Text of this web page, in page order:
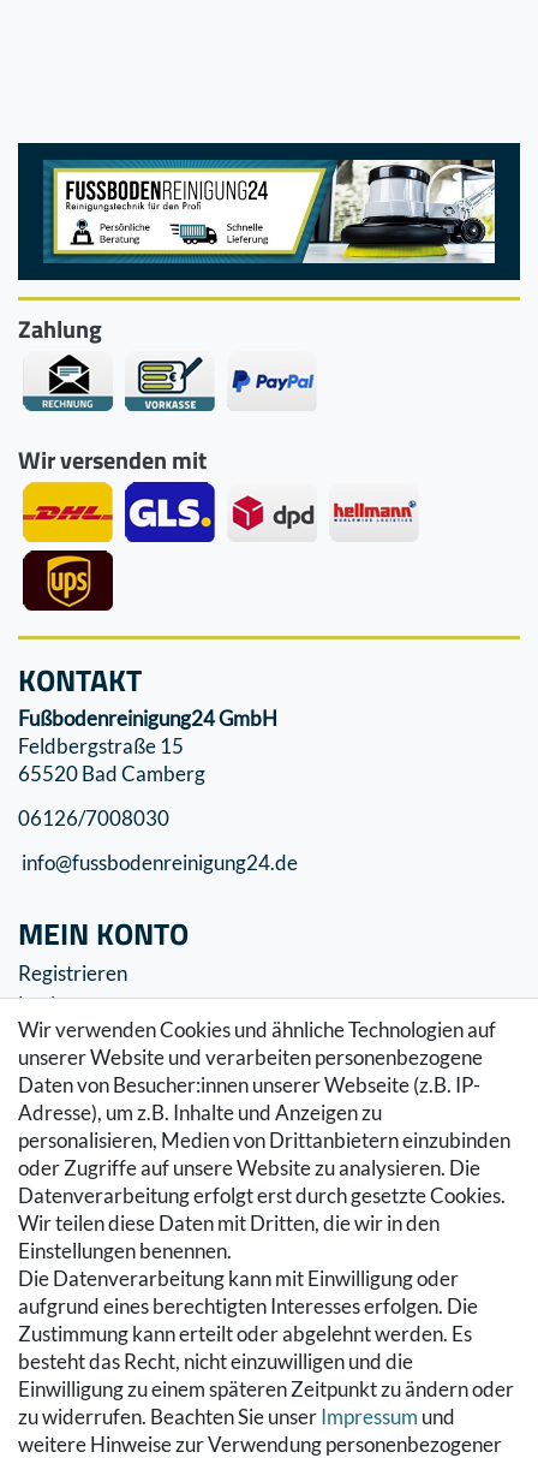
Zahlung
Wir versenden mit
Wir verwenden Cookies und ähnliche Technologien auf
unserer Website und verarbeiten personenbezogene
Daten von Besucher:innen unserer Webseite (z.B. IP-
Adresse), um z.B. Inhalte und Anzeigen zu
personalisieren, Medien von Drittanbietern einzubinden
oder Zugriffe auf unsere Website zu analysieren. Die
Datenverarbeitung erfolgt erst durch gesetzte Cookies.
Wir teilen diese Daten mit Dritten, die wir in den
Einstellungen benennen.
Die Datenverarbeitung kann mit Einwilligung oder
aufgrund eines berechtigten Interesses erfolgen. Die
Zustimmung kann erteilt oder abgelehnt werden. Es
besteht das Recht, nicht einzuwilligen und die
Einwilligung zu einem späteren Zeitpunkt zu ändern oder
zu widerrufen. Beachten Sie unserImpressum und
weitere Hinweise zur Verwendung personenbezogener
KONTAKT
Fußbodenreinigung24 GmbH
Feldbergstraße 15
65520 Bad Camberg
06126/7008030
info@fussbodenreinigung24.de
MEIN KONTO
Registrieren
Login
SERVICE
Zahlung & Versand
Warenkorb
Zur Kasse
Hilfe
RECHTLICHES
Kontakt
Datenschutzerklärung
AGB
Impressum
Hinweise zur Batterieentsorgung
Widerrufs­recht